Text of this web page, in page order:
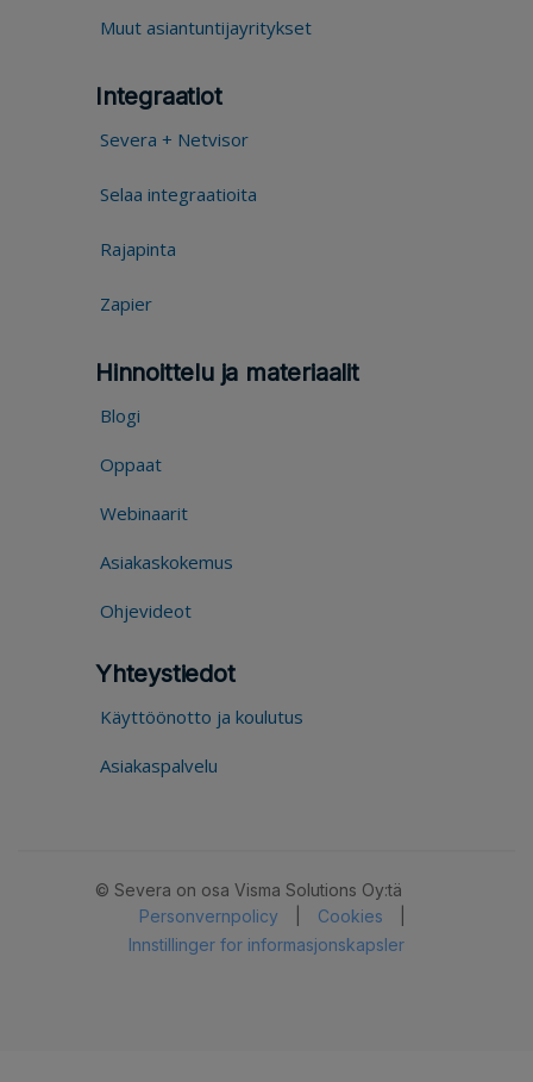
Muut asiantuntijayritykset
Integraatiot
Severa + Netvisor
Selaa integraatioita
Rajapinta
Zapier
Hinnoittelu ja materiaalit
Blogi
Oppaat
Webinaarit
Asiakaskokemus
Ohjevideot
Yhteystiedot
Käyttöönotto ja koulutus
Asiakaspalvelu
© Severa on osa Visma Solutions Oy:tä
Personvernpolicy
Cookies
Innstillinger for informasjonskapsler